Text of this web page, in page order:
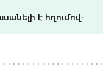
է հղումով: